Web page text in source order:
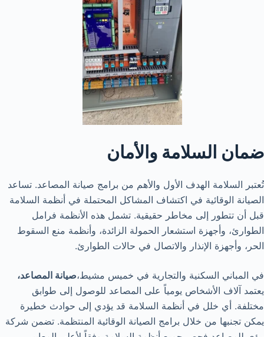
ضمان السلامة والأمان
تُعتبر السلامة الهدف الأول والأهم من برامج صيانة المصاعد. تساعد
الصيانة الوقائية في اكتشاف المشاكل المحتملة في أنظمة السلامة
قبل أن تتطور إلى مخاطر حقيقية. تشمل هذه الأنظمة فرامل
الطوارئ، وأجهزة استشعار الحمولة الزائدة، وأنظمة منع السقوط
الحر، وأجهزة الإنذار والاتصال في حالات الطوارئ.
في المباني السكنية والتجارية في خميس مشيط،صيانة المصاعد،
يعتمد آلاف الأشخاص يومياً على المصاعد للوصول إلى طوابق
مختلفة. أي خلل في أنظمة السلامة قد يؤدي إلى حوادث خطيرة
يمكن تجنبها من خلال برامج الصيانة الوقائية المنتظمة. تضمن شركة